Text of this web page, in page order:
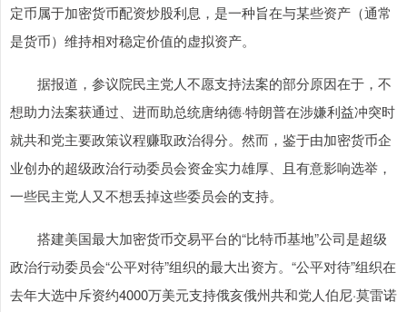
定币属于加密货币配资炒股利息，是一种旨在与某些资产（通常
是货币）维持相对稳定价值的虚拟资产。
据报道，参议院民主党人不愿支持法案的部分原因在于，不
想助力法案获通过、进而助总统唐纳德·特朗普在涉嫌利益冲突时
就共和党主要政策议程赚取政治得分。然而，鉴于由加密货币企
业创办的超级政治行动委员会资金实力雄厚、且有意影响选举，
一些民主党人又不想丢掉这些委员会的支持。
搭建美国最大加密货币交易平台的“比特币基地”公司是超级
政治行动委员会“公平对待”组织的最大出资方。“公平对待”组织在
去年大选中斥资约4000万美元支持俄亥俄州共和党人伯尼·莫雷诺